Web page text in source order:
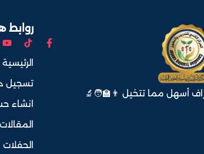
أسهل مما تتخيل 👨‍🏫🧑‍🔬
روابط
الرئيسية
تسجيل
انشاء
المقالات
الحفلات